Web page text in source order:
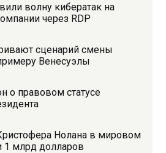
волну кибератак на
через RDP
сценарий смены
Венесуэлы
о правовом статусе
Нолана в мировом
1 млрд долларов